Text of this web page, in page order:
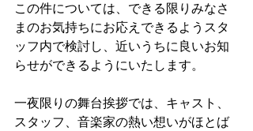
この件については、できる限りみなさ
まのお気持ちにお応えできるようスタ
ッフ内で検討し、近いうちに良いお知
らせができるようにいたします。
一夜限りの舞台挨拶では、キャスト、
スタッフ、音楽家の熱い想いがほとば